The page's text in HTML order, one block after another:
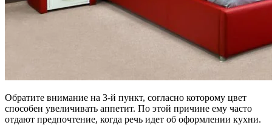
Обратите внимание на 3-й пункт, согласно которому цвет
способен увеличивать аппетит. По этой причине ему часто
отдают предпочтение, когда речь идет об оформлении кухни.